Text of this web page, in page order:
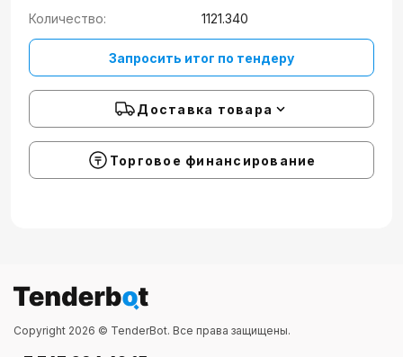
Количество:
1121.340
Запросить итог по тендеру
Доставка товара
Торговое финансирование
Copyright 2026 © TenderBot. Все права защищены.